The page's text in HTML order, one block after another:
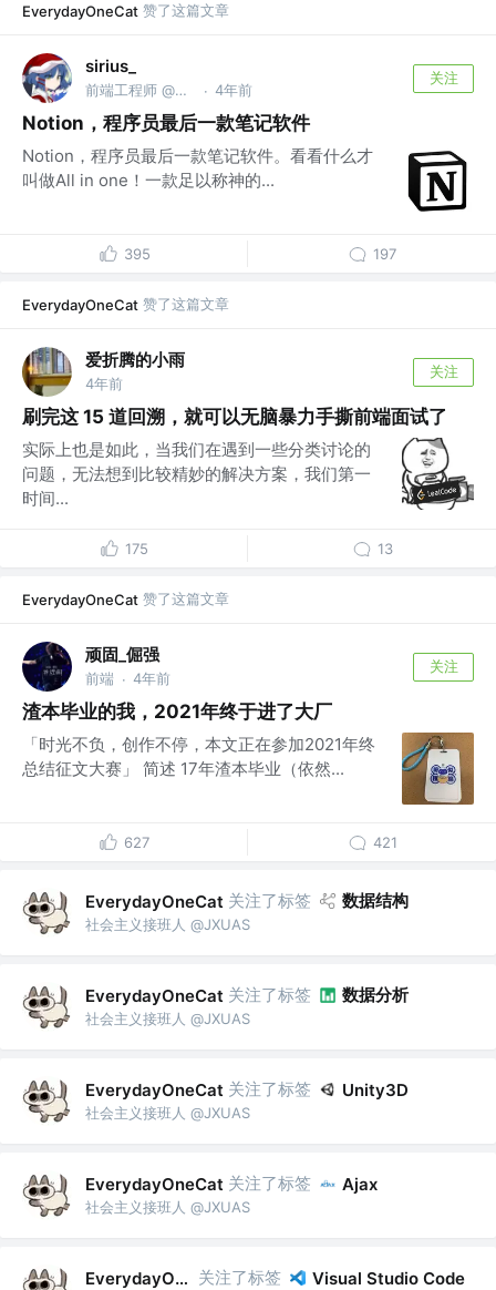
EverydayOneCat 赞了这篇文章
sirius_
前端工程师 @欢聚集团 · 4年前
关注
Notion，程序员最后一款笔记软件
Notion，程序员最后一款笔记软件。看看什么才
叫做All in one！一款足以称神的...
395 197
EverydayOneCat 赞了这篇文章
爱折腾的小雨
4年前
关注
刷完这 15 道回溯，就可以无脑暴力手撕前端面试了
实际上也是如此，当我们在遇到一些分类讨论的
问题，无法想到比较精妙的解决方案，我们第一
时间...
175 13
EverydayOneCat 赞了这篇文章
顽固_倔强
前端 · 4年前
关注
渣本毕业的我，2021年终于进了大厂
「时光不负，创作不停，本文正在参加2021年终
总结征文大赛」 简述 17年渣本毕业（依然...
627 421
EverydayOneCat 关注了标签 数据结构
社会主义接班人 @JXUAS
EverydayOneCat 关注了标签 数据分析
社会主义接班人 @JXUAS
EverydayOneCat 关注了标签 Unity3D
社会主义接班人 @JXUAS
EverydayOneCat 关注了标签 Ajax
社会主义接班人 @JXUAS
EverydayOneCat 关注了标签 Visual Studio Code